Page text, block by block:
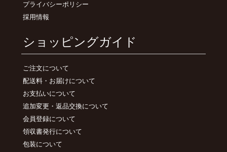
プライバシーポリシー
採用情報
ショッピングガイド
ご注文について
配送料・お届けについて
お支払いについて
追加変更・返品交換について
会員登録について
領収書発行について
包装について